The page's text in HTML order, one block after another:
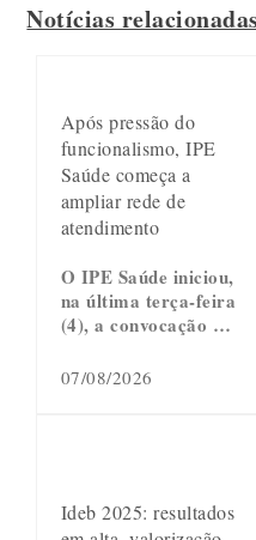
Notícias relacionadas
Após pressão do
funcionalismo, IPE
Saúde começa a
ampliar rede de
atendimento
O IPE Saúde iniciou,
na última terça-feira
(4), a convocação …
07/08/2026
Ideb 2025: resultados